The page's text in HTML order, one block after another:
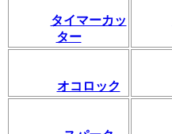
タイマーカッ
ター
オコロック